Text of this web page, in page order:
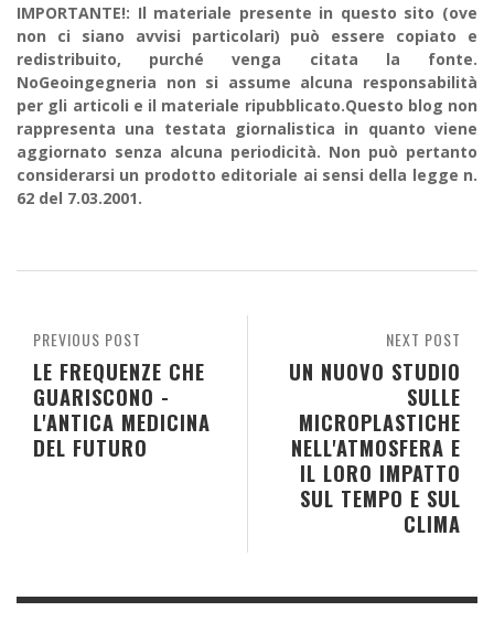
IMPORTANTE!: Il materiale presente in questo sito (ove
non ci siano avvisi particolari) può essere copiato e
redistribuito, purché venga citata la fonte.
NoGeoingegneria non si assume alcuna responsabilità
per gli articoli e il materiale ripubblicato.Questo blog non
rappresenta una testata giornalistica in quanto viene
aggiornato senza alcuna periodicità. Non può pertanto
considerarsi un prodotto editoriale ai sensi della legge n.
62 del 7.03.2001.
NEXT POST
UN NUOVO STUDIO
SULLE
MICROPLASTICHE
NELL'ATMOSFERA E
IL LORO IMPATTO
SUL TEMPO E SUL
CLIMA
PREVIOUS POST
LE FREQUENZE CHE
GUARISCONO -
L'ANTICA MEDICINA
DEL FUTURO